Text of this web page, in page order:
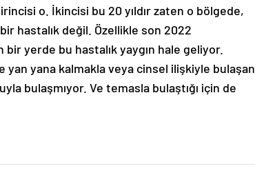
o. İkincisi bu 20 yıldır zaten o bölgede,
hastalık değil. Özellikle son 2022
yerde bu hastalık yaygın hale geliyor.
yana kalmakla veya cinsel ilişkiyle bulaşan
bulaşmıyor. Ve temasla bulaştığı için de